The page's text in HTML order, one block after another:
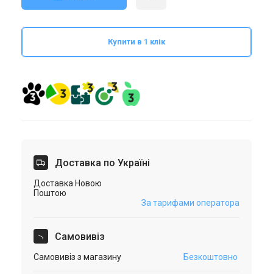
Купити в 1 клік
Доставка по Україні
Доставка Новою
Поштою
За тарифами оператора
Самовивіз
Самовивіз з магазину Безкоштовно